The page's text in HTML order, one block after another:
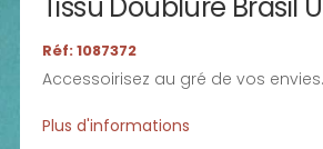
Réf: 1087372
Accessoirisez au gré de vos envies.
Plus d'informations